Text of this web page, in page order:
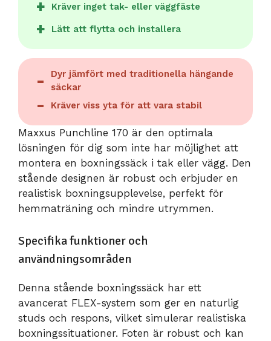
Kräver inget tak- eller väggfäste
Lätt att flytta och installera
Dyr jämfört med traditionella hängande
säckar
Kräver viss yta för att vara stabil
Maxxus Punchline 170 är den optimala
lösningen för dig som inte har möjlighet att
montera en boxningssäck i tak eller vägg. Den
stående designen är robust och erbjuder en
realistisk boxningsupplevelse, perfekt för
hemmaträning och mindre utrymmen.
Specifika funktioner och
användningsområden
Denna stående boxningssäck har ett
avancerat FLEX-system som ger en naturlig
studs och respons, vilket simulerar realistiska
boxningssituationer. Foten är robust och kan